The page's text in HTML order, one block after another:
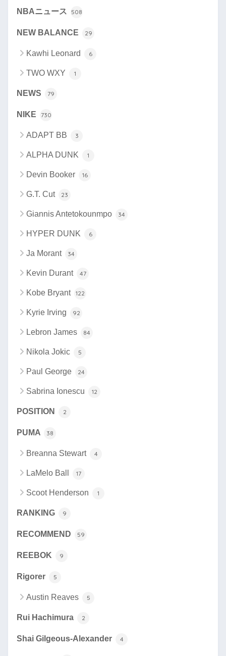
NBAニュース 508
NEW BALANCE 29
Kawhi Leonard 6
TWO WXY 1
NEWS 79
NIKE 730
ADAPT BB 3
ALPHA DUNK 1
Devin Booker 16
G.T. Cut 23
Giannis Antetokounmpo 34
HYPER DUNK 6
Ja Morant 34
Kevin Durant 47
Kobe Bryant 122
Kyrie Irving 92
Lebron James 84
Nikola Jokic 5
Paul George 24
Sabrina Ionescu 12
POSITION 2
PUMA 38
Breanna Stewart 4
LaMelo Ball 17
Scoot Henderson 1
RANKING 9
RECOMMEND 59
REEBOK 9
Rigorer 5
Austin Reaves 5
Rui Hachimura 2
Shai Gilgeous-Alexander 4